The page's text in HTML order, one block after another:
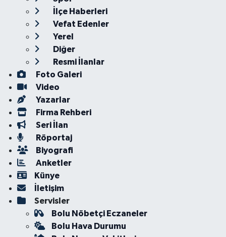
İlçe Haberleri
Vefat Edenler
Yerel
Diğer
Resmi İlanlar
Foto Galeri
Video
Yazarlar
Firma Rehberi
Seri İlan
Röportaj
Biyografi
Anketler
Künye
İletişim
Servisler
Bolu Nöbetçi Eczaneler
Bolu Hava Durumu